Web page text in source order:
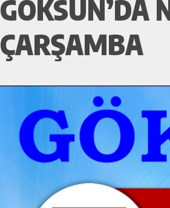
GÖKSUN’DA
ÇARŞAMBA